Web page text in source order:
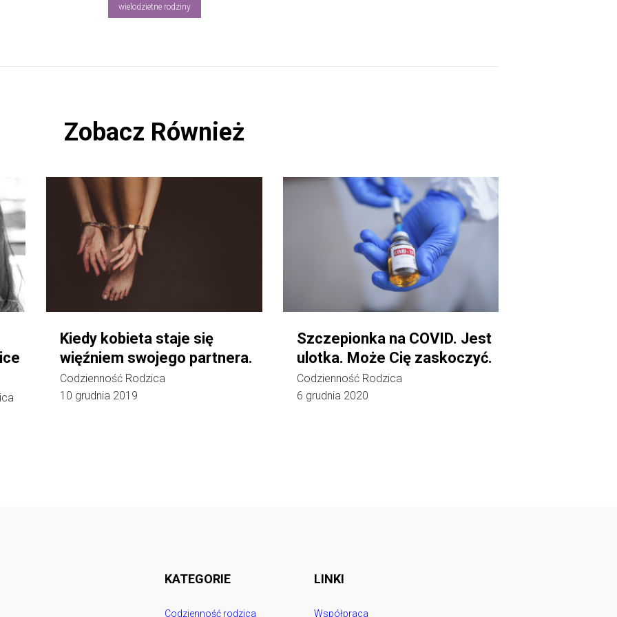
wielodzietne rodziny
Zobacz Również
Kiedy kobieta staje się
więźniem swojego partnera.
Codzienność Rodzica
10 grudnia 2019
Szczepionka na COVID. Jest
ulotka. Może Cię zaskoczyć.
Codzienność Rodzica
6 grudnia 2020
KATEGORIE
Codzienność rodzica
LINKI
Współpraca